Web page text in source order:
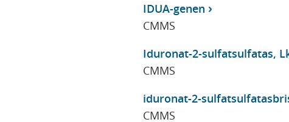
IDUA-genen
CMMS
Iduronat-2-sulfatsulfatas,
CMMS
iduronat-2-
CMMS